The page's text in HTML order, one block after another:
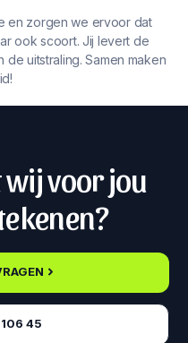
en zorgen we ervoor dat
ook scoort. Jij levert de
uitstraling. Samen maken
voor jou
45‬